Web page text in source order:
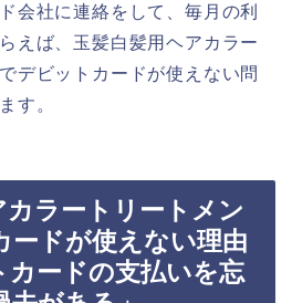
会社に連絡をして、毎月の利
えば、玉髪白髪用ヘアカラー
デビットカードが使えない問
す。
カラートリートメン
ードが使えない理由
カードの支払いを忘